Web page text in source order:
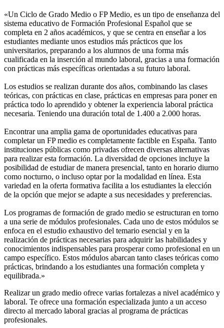
«Un Ciclo de Grado Medio o FP Medio, es un tipo de enseñanza del
sistema educativo de Formación Profesional Español que se
completa en 2 años académicos, y que se centra en enseñar a los
estudiantes mediante unos estudios más prácticos que los
universitarios, preparando a los alumnos de una forma más
cualificada en la inserción al mundo laboral, gracias a una formación
con prácticas más específicas orientadas a su futuro laboral.
Los estudios se realizan durante dos años, combinando las clases
teóricas, con prácticas en clase, prácticas en empresas para poner en
práctica todo lo aprendido y obtener la experiencia laboral práctica
necesaria. Teniendo una duración total de 1.400 a 2.000 horas.
Encontrar una amplia gama de oportunidades educativas para
completar un FP medio es completamente factible en España. Tanto
instituciones públicas como privadas ofrecen diversas alternativas
para realizar esta formación. La diversidad de opciones incluye la
posibilidad de estudiar de manera presencial, tanto en horario diurno
como nocturno, o incluso optar por la modalidad en línea. Esta
variedad en la oferta formativa facilita a los estudiantes la elección
de la opción que mejor se adapte a sus necesidades y preferencias.
Los programas de formación de grado medio se estructuran en torno
a una serie de módulos profesionales. Cada uno de estos módulos se
enfoca en el estudio exhaustivo del temario esencial y en la
realización de prácticas necesarias para adquirir las habilidades y
conocimientos indispensables para prosperar como profesional en un
campo específico. Estos módulos abarcan tanto clases teóricas como
prácticas, brindando a los estudiantes una formación completa y
equilibrada.»
Realizar un grado medio ofrece varias fortalezas a nivel académico y
laboral. Te ofrece una formación especializada junto a un acceso
directo al mercado laboral gracias al programa de prácticas
profesionales.